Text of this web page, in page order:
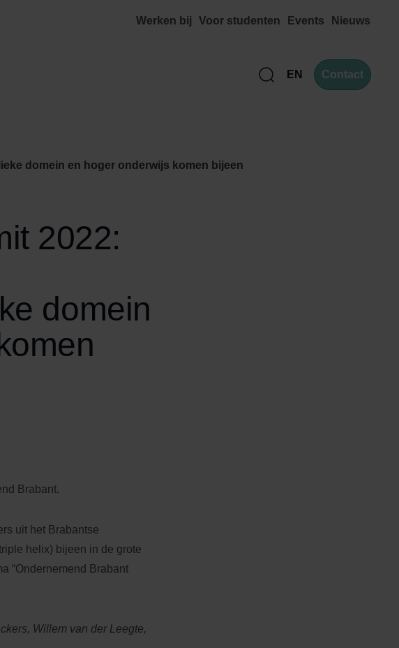
Werken bij Voor studenten Events Nieuws
ZoekEN Contact
domein en hoger onderwijs komen bijeen
2022:
domein
Brabant.
uit het Brabantse
helix) bijeen in de grote
“Ondernemend Brabant
Willem van der Leegte,